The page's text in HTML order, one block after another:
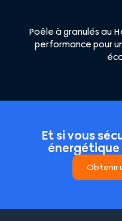
Poêle à granulés au
performance pour
Et si vous
énergétique
Obtenir